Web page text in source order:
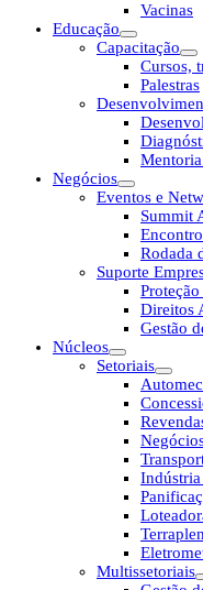
Vacinas
Educação
Capacitação
Cursos,
Palestras
Negócios
Eventos e
Summit
Rodada
Suporte
Direitos
Gestão
Núcleos
Setoriais
Multissetoriais